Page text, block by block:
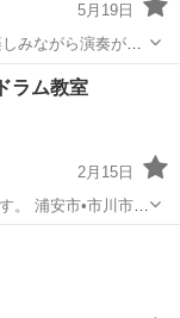
5月19日
みながら演奏がで
ラム教室
2月15日
。 浦安市•市川市•
スンを行っており
小